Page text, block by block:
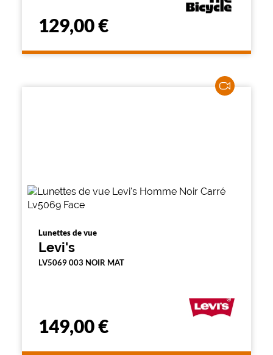
129,00 €
Lunettes de vue
Levi's
LV5069 003 NOIR MAT
149,00 €